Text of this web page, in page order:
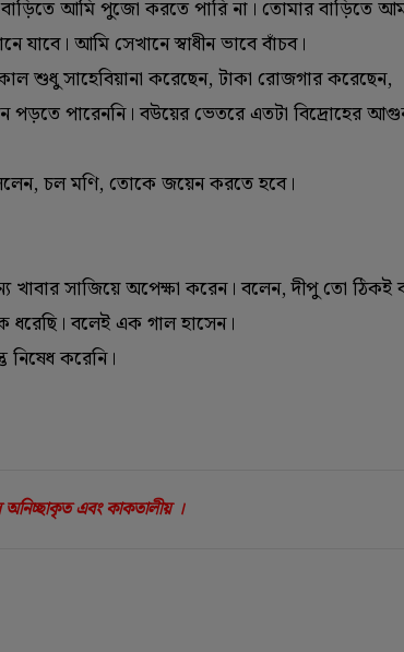
আমি পুজো করতে পারি না। তোমার বাড়িতে
আমি সেখানে স্বাধীন ভাবে বাঁচব।
শুধু সাহেবিয়ানা করেছেন, টাকা রোজগার করেছেন,
পড়তে পারেননি। বউয়ের ভেতরে এতটা বিদ্রোহের
চল মণি, তোকে জয়েন করতে হবে।
সাজিয়ে অপেক্ষা করেন। বলেন, দীপু তো ঠিকই
বলেই এক গাল হাসেন।
করেনি।
অনিচ্ছাকৃত এবং কাকতালীয় ।